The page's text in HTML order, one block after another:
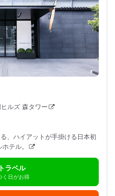
ルズ 森タワー
、ハイアットが手掛ける日本初
テル。
ラベル
く日がお得